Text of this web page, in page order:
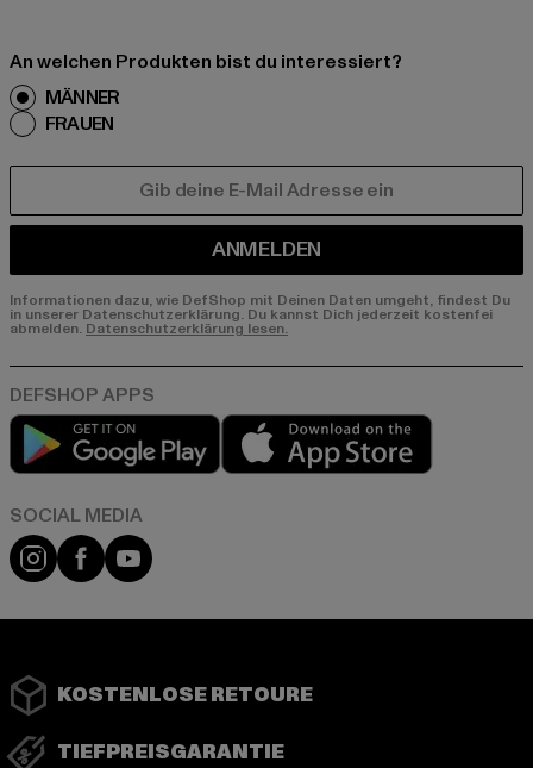
An welchen Produkten bist du interessiert?
MÄNNER
FRAUEN
ANMELDEN
Informationen dazu, wie DefShop mit Deinen Daten umgeht, findest Du
in unserer Datenschutzerklärung. Du kannst Dich jederzeit kostenfei
abmelden. Datenschutzerklärung lesen.
Play market
Instagram
FacebookYouTube
KOSTENLOSE RETOURE
TIEFPREISGARANTIE